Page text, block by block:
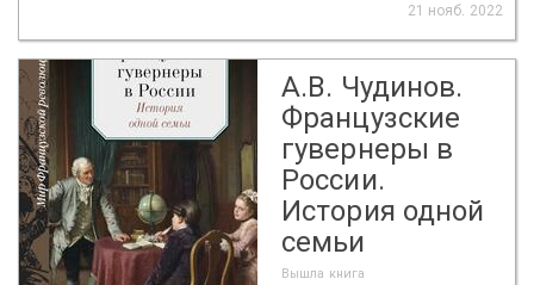
21 нояб. 2022
А.В. Чудинов.
Французские
гувернеры в
России.
История одной
семьи
Вышла книга